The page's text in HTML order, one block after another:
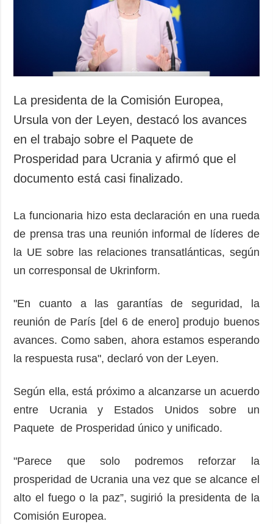
La presidenta de la Comisión Europea,
Ursula von der Leyen, destacó los avances
en el trabajo sobre el Paquete de
Prosperidad para Ucrania y afirmó que el
documento está casi finalizado.
La funcionaria hizo esta declaración en una rueda
de prensa tras una reunión informal de líderes de
la UE sobre las relaciones transatlánticas, según
un corresponsal de Ukrinform.
"En cuanto a las garantías de seguridad, la
reunión de París [del 6 de enero] produjo buenos
avances. Como saben, ahora estamos esperando
la respuesta rusa", declaró von der Leyen.
Según ella, está próximo a alcanzarse un acuerdo
entre Ucrania y Estados Unidos sobre un
Paquete de Prosperidad único y unificado.
"Parece que solo podremos reforzar la
prosperidad de Ucrania una vez que se alcance el
alto el fuego o la paz”, sugirió la presidenta de la
Comisión Europea.